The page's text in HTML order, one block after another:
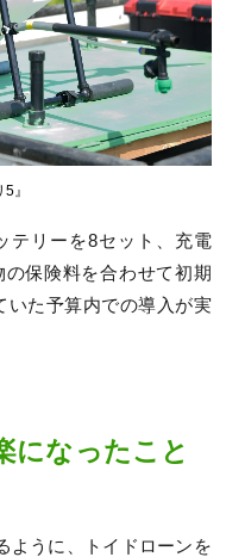
』
テリーを8セット、充電
保険料を合わせて初期
いた予算内での導入が実
になったこと
ように、トイドローンを